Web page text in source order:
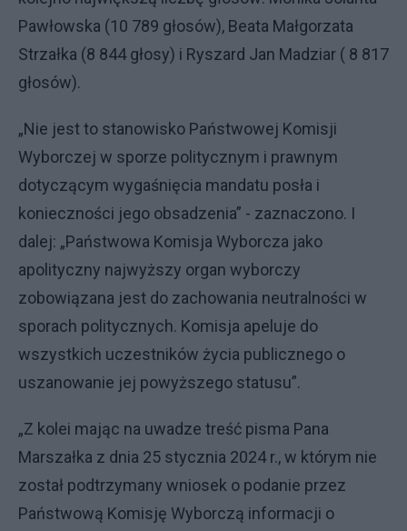
Pawłowska (10 789 głosów), Beata Małgorzata
Strzałka (8 844 głosy) i Ryszard Jan Madziar ( 8 817
głosów).
„Nie jest to stanowisko Państwowej Komisji
Wyborczej w sporze politycznym i prawnym
dotyczącym wygaśnięcia mandatu posła i
konieczności jego obsadzenia” - zaznaczono. I
dalej: „Państwowa Komisja Wyborcza jako
apolityczny najwyższy organ wyborczy
zobowiązana jest do zachowania neutralności w
sporach politycznych. Komisja apeluje do
wszystkich uczestników życia publicznego o
uszanowanie jej powyższego statusu”.
„Z kolei mając na uwadze treść pisma Pana
Marszałka z dnia 25 stycznia 2024 r., w którym nie
został podtrzymany wniosek o podanie przez
Państwową Komisję Wyborczą informacji o